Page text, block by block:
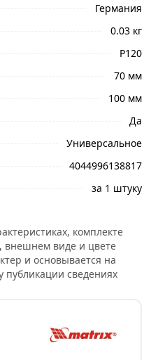
чтобы сделать
онлайн. Наши
обработают заказ и
Губка для
мм мягкая P120
Германия
0.03 кг
Р120
70 мм
100 мм
Да
Универсальное
4044996138817
за 1 штуку
комплекте
внешнем виде и цвете
и основывается на
публикации сведениях